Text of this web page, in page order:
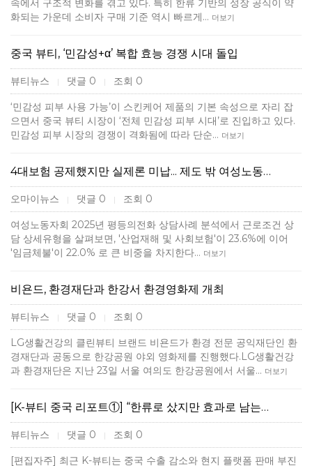
속에서 구조적 변화를 겪고 있다. 특히 한류 기반의 성장 공식이 약
화되는 가운데 소비자 구매 기준 역시 빠르게… 더보기
중국 뷰티, ‘민감성+α’ 복합 효능 경쟁 시대 돌입
뷰티뉴스 | 댓글 0 | 조회 0
‘민감성 피부 사용 가능’이 스킨케어 제품의 기본 속성으로 자리 잡
으면서 중국 뷰티 시장이 ‘전체 민감성 피부 시대’로 진입하고 있다.
민감성 피부 시장의 경쟁이 격화됨에 따라 단순… 더보기
4대보험 공제했지만 실제론 미납... 제도 밖 여성노동…
오마이뉴스 | 댓글 0 | 조회 0
여성노동자회 2025년 평등의전화 상담사례 분석에서 근로조건 상
담 상세유형을 살펴보면, '산업재해 및 사회보험'이 23.6%에 이어
'임금체불'이 22.0% 로 큰 비중을 차지한다… 더보기
비욘드, 환경재단과 한강서 환경영화제 개최
뷰티뉴스 | 댓글 0 | 조회 0
LG생활건강의 클린뷰티 브랜드 비욘드가 환경 전문 공익재단인 환
경재단과 공동으로 한강공원 야외 영화제를 진행했다.LG생활건강
과 환경재단은 지난 23일 서울 여의도 한강공원에서 서울… 더보기
[K-뷰티 중국 리포트①] “한류로 샀지만 효과로 남는…
뷰티뉴스 | 댓글 0 | 조회 0
[편집자주] 최근 K-뷰티는 중국 수출 감소와 현지 플랫폼 판매 부진